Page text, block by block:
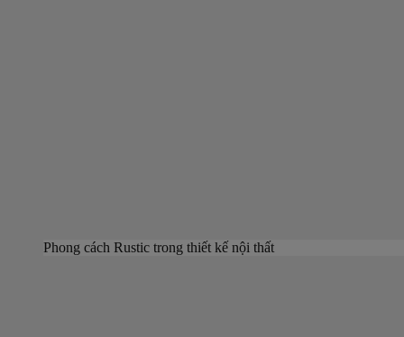
Phong cách Rustic trong thiết kế nội thất